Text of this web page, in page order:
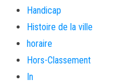
Handicap
Histoire de la ville
horaire
Hors-Classement
In